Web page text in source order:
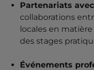
Partenariats
collaborations
locales en
des stages
Événements